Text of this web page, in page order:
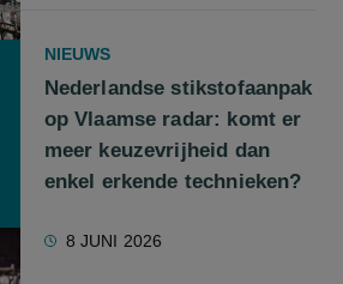
NIEUWS
Nederlandse stikstofaanpak
op Vlaamse radar: komt er
meer keuzevrijheid dan
enkel erkende technieken?
8 JUNI 2026